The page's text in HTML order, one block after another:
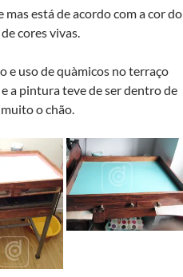
está de acordo com a cor do
cores vivas.
e uso de quà­micos no terraço
a pintura teve de ser dentro de
o chão.